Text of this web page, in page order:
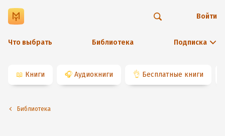
Что выбрать Библиотека Подписка
Войти
📖 Книги 🎧 Аудиокниги 👌 Бесплатные книги
Библиотека